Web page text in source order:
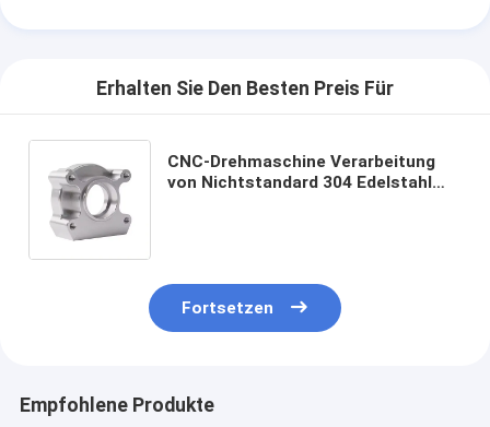
Erhalten Sie Den Besten Preis Für
CNC-Drehmaschine Verarbeitung
von Nichtstandard 304 Edelstahl
Fortsetzen
Empfohlene Produkte